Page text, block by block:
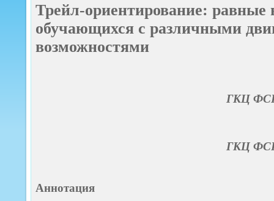
Трейл-ориентирование: равные
обучающихся с различными
возможностями
ГКЦ ФСР
ГКЦ ФСР
Аннотация